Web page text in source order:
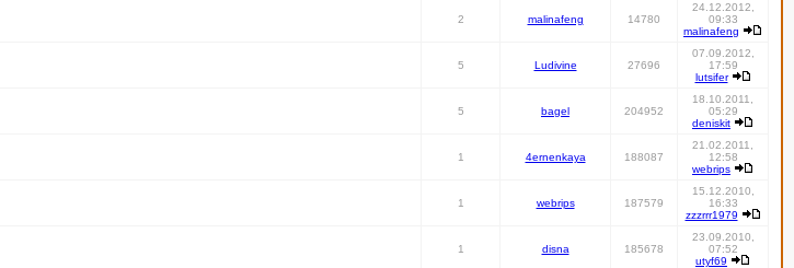
2 malinafeng 14780
24.12.2012,
09:33
malinafeng
5 Ludivine 27696
07.09.2012,
17:59
lutsifer
5 bagel 204952
18.10.2011,
05:29
deniskit
1 4ernenkaya 188087
21.02.2011,
12:58
webrips
1 webrips 187579
15.12.2010,
16:33
zzzrrr1979
1 disna 185678
23.09.2010,
07:52
utyf69